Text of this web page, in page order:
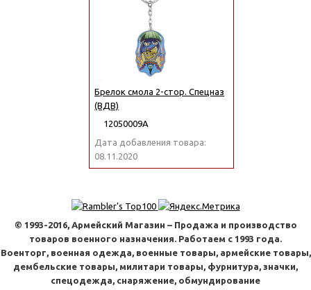
Брелок смола 2-стор. Спецназ
(ВДВ)
12050009А
Дата добавления товара:
08.11.2020
© 1993-2016, Армейский Магазин – Продажа и производство
товаров военного назначения. Работаем с 1993 года.
Военторг, военная одежда, военные товары, армейские товары,
дембельские товары, милитари товары, фурнитура, значки,
спецодежда, снаряжение, обмундирование